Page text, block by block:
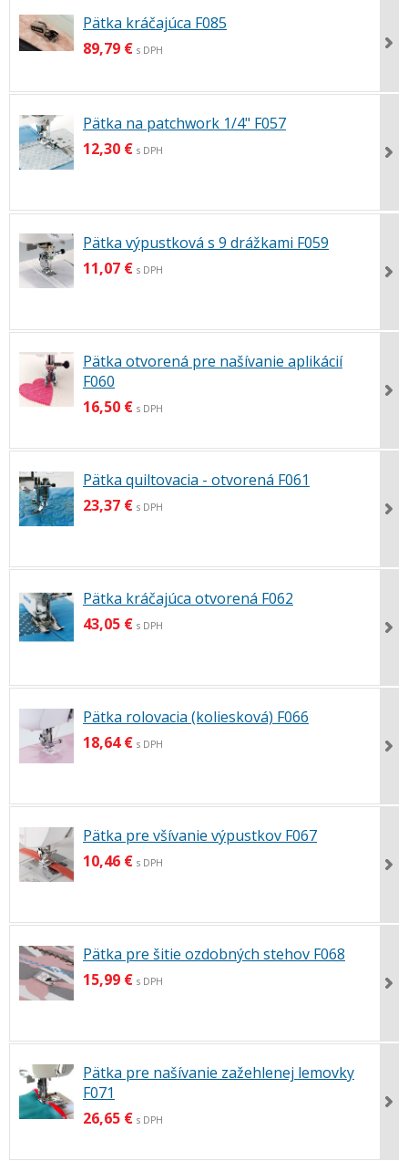
Pätka kráčajúca F085
89,79 € s DPH
Pätka na patchwork 1/4" F057
12,30 € s DPH
Pätka výpustková s 9 drážkami F059
11,07 € s DPH
Pätka otvorená pre našívanie aplikácií
F060
16,50 € s DPH
Pätka quiltovacia - otvorená F061
23,37 € s DPH
Pätka kráčajúca otvorená F062
43,05 € s DPH
Pätka rolovacia (koliesková) F066
18,64 € s DPH
Pätka pre všívanie výpustkov F067
10,46 € s DPH
Pätka pre šitie ozdobných stehov F068
15,99 € s DPH
Pätka pre našívanie zažehlenej lemovky
F071
26,65 € s DPH